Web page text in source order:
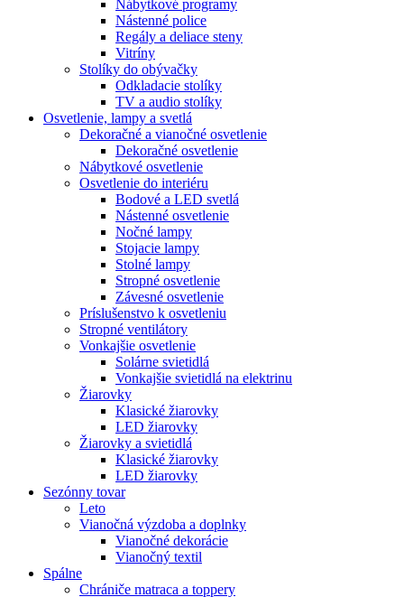
Nábytkové programy
Nástenné police
Regály a deliace steny
Vitríny
Stolíky do obývačky
Odkladacie stolíky
TV a audio stolíky
Osvetlenie, lampy a svetlá
Dekoračné a vianočné osvetlenie
Dekoračné osvetlenie
Nábytkové osvetlenie
Osvetlenie do interiéru
Bodové a LED svetlá
Nástenné osvetlenie
Nočné lampy
Stojacie lampy
Stolné lampy
Stropné osvetlenie
Závesné osvetlenie
Príslušenstvo k osvetleniu
Stropné ventilátory
Vonkajšie osvetlenie
Solárne svietidlá
Vonkajšie svietidlá na elektrinu
Žiarovky
Klasické žiarovky
LED žiarovky
Žiarovky a svietidlá
Klasické žiarovky
LED žiarovky
Sezónny tovar
Leto
Vianočná výzdoba a doplnky
Vianočné dekorácie
Vianočný textil
Spálne
Chrániče matraca a toppery